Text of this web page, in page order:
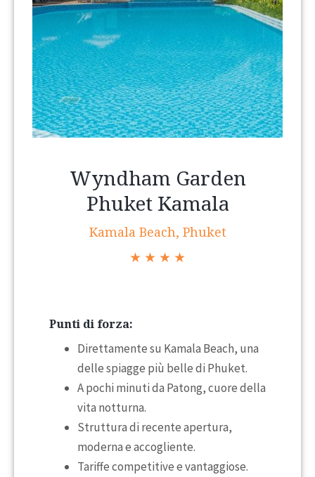
Wyndham Garden
Phuket Kamala
Kamala Beach, Phuket
★ ★ ★ ★
Punti di forza:
Direttamente su Kamala Beach, una
delle spiagge più belle di Phuket.
A pochi minuti da Patong, cuore della
vita notturna.
Struttura di recente apertura,
moderna e accogliente.
Tariffe competitive e vantaggiose.